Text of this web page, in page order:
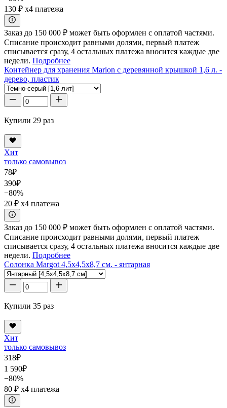
130 ₽ x4 платежа
Заказ до 150 000 ₽ может быть оформлен с оплатой частями.
Списание происходит равными долями, первый платеж
списывается сразу, 4 остальных платежа вносится каждые две
недели. Подробнее
Контейнер для хранения Marion с деревянной крышкой 1,6 л. -
дерево, пластик
Купили 29 раз
Хит
только самовывоз
78₽
390₽
−80%
20 ₽ x4 платежа
Заказ до 150 000 ₽ может быть оформлен с оплатой частями.
Списание происходит равными долями, первый платеж
списывается сразу, 4 остальных платежа вносится каждые две
недели. Подробнее
Солонка Margot 4,5x4,5x8,7 см. - янтарная
Купили 35 раз
Хит
только самовывоз
318₽
1 590₽
−80%
80 ₽ x4 платежа